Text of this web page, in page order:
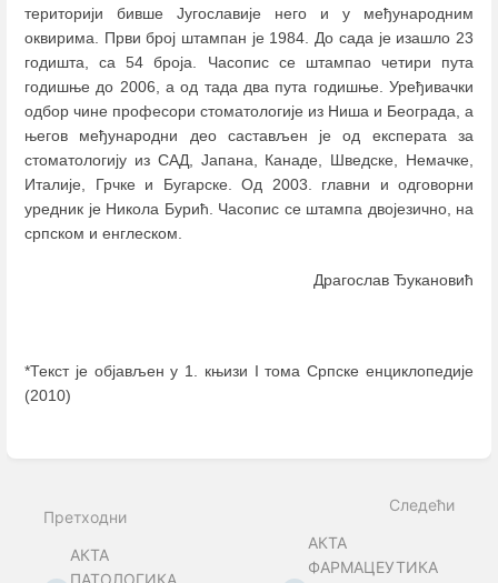
територији бивше Југославије него и у међународним
оквирима. Први број штампан је 1984. До сада је изашло 23
годишта, са 54 броја. Часопис се штампао четири пута
годишње до 2006, а од тада два пута годишње. Уређивачки
одбор чине професори стоматологије из Ниша и Београда, а
његов међународни део састављен је од експерата за
стоматологију из САД, Јапана, Канаде, Шведске, Немачке,
Италије, Грчке и Бугарске. Од 2003. главни и одговорни
уредник је Никола Бурић. Часопис се штампа двојезично, на
српском и енглеском.
Драгослав Ђукановић
*Текст је објављен у 1. књизи I тома Српске енциклопедије
(2010)
section
Претходни
АКТА
Следећи
АКТА
ФАРМАЦЕУТИКА